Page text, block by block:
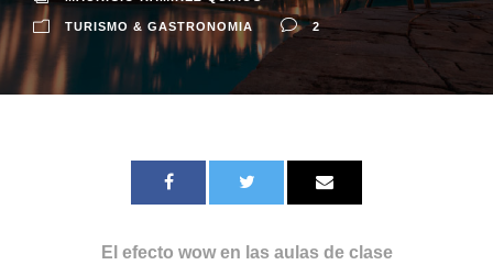
TURISMO & GASTRONOMIA 2
El efecto wow en las aulas de clase